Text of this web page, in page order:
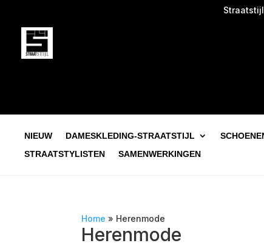
Straatstijl
NIEUW DAMESKLEDING-STRAATSTIJL
STRAATSTYLISTEN
SAMENWERKINGEN
Home » Herenmode
Herenmode